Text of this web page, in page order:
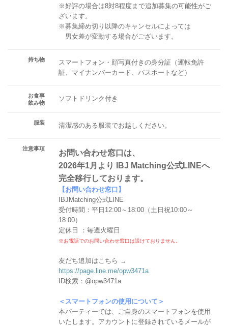
※好評の場合は8対8程度まで追加募集の可能性がご
ざいます。
※募集締め切り以降のキャンセルによっては
男女差が変動する場合がございます。
持ち物
スマートフォン・顔写真付きの身分証（運転免許
証、マイナンバーカード、パスポートなど）
お食事
飲み物
ソフトドリンク付き
服装 清潔感のある服装でお越しください。
注意事項
お問い合わせ窓口は、
2026年1月より IBJ Matching公式LINEへ
完全移行しております。
【お問い合わせ窓口】
IBJMatching公式LINE
受付時間：平日12:00～18:00（土日祝10:00～
18:00）
定休日 ：毎週火曜日
※お電話でのお問い合わせ窓口は設けておりません。
友だち追加はこちら →
https://page.line.me/opw3471a
ID検索：@opw3471a
＜スマートフォンの使用について＞
本パーティーでは、ご自身のスマートフォンを使用
いたします。アカウントに登録されているメールが